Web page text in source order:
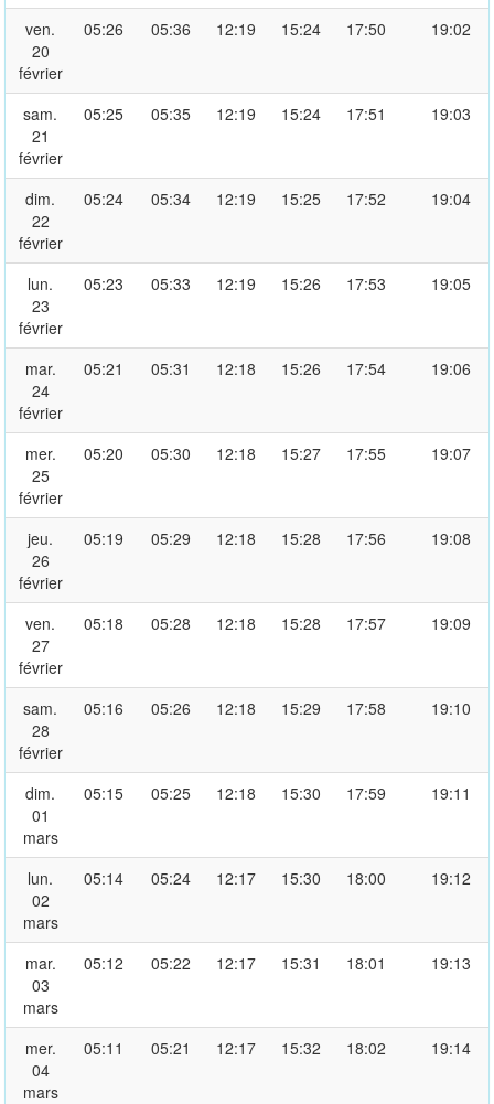
ven.
20
février
05:26 05:36 12:19 15:24 17:50 19:02
sam.
21
février
05:25 05:35 12:19 15:24 17:51 19:03
dim.
22
février
05:24 05:34 12:19 15:25 17:52 19:04
lun.
23
février
05:23 05:33 12:19 15:26 17:53 19:05
mar.
24
février
05:21 05:31 12:18 15:26 17:54 19:06
mer.
25
février
05:20 05:30 12:18 15:27 17:55 19:07
jeu.
26
février
05:19 05:29 12:18 15:28 17:56 19:08
ven.
27
février
05:18 05:28 12:18 15:28 17:57 19:09
sam.
28
février
05:16 05:26 12:18 15:29 17:58 19:10
dim.
01
mars
05:15 05:25 12:18 15:30 17:59 19:11
lun.
02
mars
05:14 05:24 12:17 15:30 18:00 19:12
mar.
03
mars
05:12 05:22 12:17 15:31 18:01 19:13
mer.
04
mars
05:11 05:21 12:17 15:32 18:02 19:14